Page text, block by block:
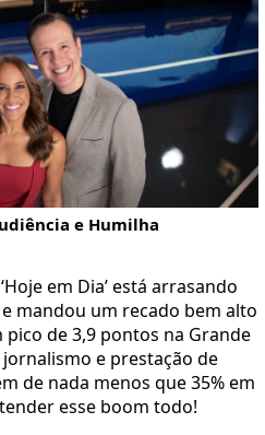
e Humilha
em Dia’ está arrasando
mandou um recado bem alto
de 3,9 pontos na Grande
e prestação de
de nada menos que 35% em
esse boom todo!